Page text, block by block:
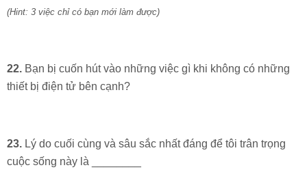
(Hint: 3 việc chỉ có bạn mới làm được)
22. Bạn bị cuốn hút vào những việc gì khi không có những
thiết bị điện tử bên cạnh?
23. Lý do cuối cùng và sâu sắc nhất đáng để tôi trân trọng
cuộc sống này là ________